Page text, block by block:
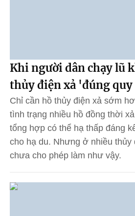
Khi người dân chạy lũ
thủy điện xả 'đúng
Chỉ cần hồ thủy điện xả sớm
tình trạng nhiều hồ đồng thời
tổng hợp có thể hạ thấp đáng
cho hạ du. Nhưng ở nhiều thủy
chưa cho phép làm như vậy.